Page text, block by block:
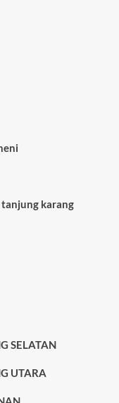
karang
SELATAN
UTARA